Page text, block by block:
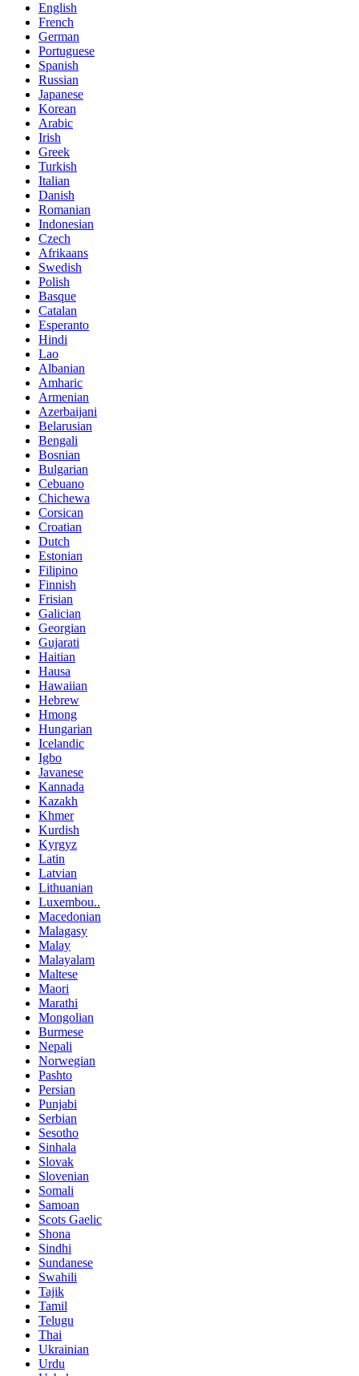
English
French
German
Portuguese
Spanish
Russian
Japanese
Korean
Arabic
Irish
Greek
Turkish
Italian
Danish
Romanian
Indonesian
Czech
Afrikaans
Swedish
Polish
Basque
Catalan
Esperanto
Hindi
Lao
Albanian
Amharic
Armenian
Azerbaijani
Belarusian
Bengali
Bosnian
Bulgarian
Cebuano
Chichewa
Corsican
Croatian
Dutch
Estonian
Filipino
Finnish
Frisian
Galician
Georgian
Gujarati
Haitian
Hausa
Hawaiian
Hebrew
Hmong
Hungarian
Icelandic
Igbo
Javanese
Kannada
Kazakh
Khmer
Kurdish
Kyrgyz
Latin
Latvian
Lithuanian
Luxembou..
Macedonian
Malagasy
Malay
Malayalam
Maltese
Maori
Marathi
Mongolian
Burmese
Nepali
Norwegian
Pashto
Persian
Punjabi
Serbian
Sesotho
Sinhala
Slovak
Slovenian
Somali
Samoan
Scots Gaelic
Shona
Sindhi
Sundanese
Swahili
Tajik
Tamil
Telugu
Thai
Ukrainian
Urdu